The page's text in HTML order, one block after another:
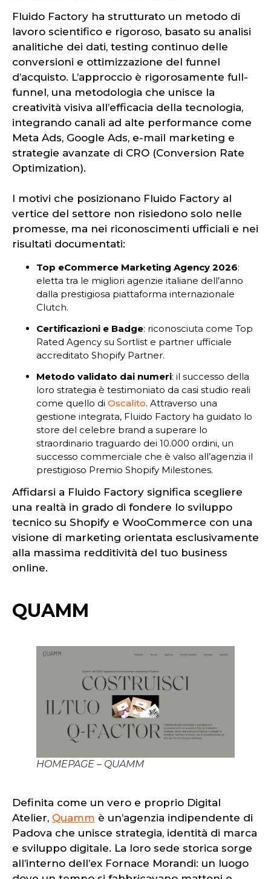
Fluido Factory ha strutturato un metodo di
lavoro scientifico e rigoroso, basato su analisi
analitiche dei dati, testing continuo delle
conversioni e ottimizzazione del funnel
d’acquisto. L’approccio è rigorosamente full-
funnel, una metodologia che unisce la
creatività visiva all’efficacia della tecnologia,
integrando canali ad alte performance come
Meta Ads, Google Ads, e-mail marketing e
strategie avanzate di CRO (Conversion Rate
Optimization).
I motivi che posizionano Fluido Factory al
vertice del settore non risiedono solo nelle
promesse, ma nei riconoscimenti ufficiali e nei
risultati documentati:
Top eCommerce Marketing Agency 2026:
eletta tra le migliori agenzie italiane dell’anno
dalla prestigiosa piattaforma internazionale
Clutch.
Certificazioni e Badge: riconosciuta come Top
Rated Agency su Sortlist e partner ufficiale
accreditato Shopify Partner.
Metodo validato dai numeri: il successo della
loro strategia è testimoniato da casi studio reali
come quello di Oscalito. Attraverso una
gestione integrata, Fluido Factory ha guidato lo
store del celebre brand a superare lo
straordinario traguardo dei 10.000 ordini, un
successo commerciale che è valso all’agenzia il
prestigioso Premio Shopify Milestones.
Affidarsi a Fluido Factory significa scegliere
una realtà in grado di fondere lo sviluppo
tecnico su Shopify e WooCommerce con una
visione di marketing orientata esclusivamente
alla massima redditività del tuo business
online.
QUAMM
HOMEPAGE – QUAMM
Definita come un vero e proprio Digital
Atelier, Quamm è un’agenzia indipendente di
Padova che unisce strategia, identità di marca
e sviluppo digitale. La loro sede storica sorge
all’interno dell’ex Fornace Morandi: un luogo